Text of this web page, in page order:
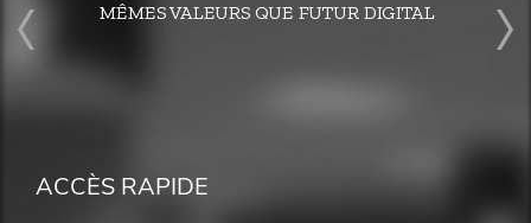
MÊMES VALEURS QUE FUTUR DIGITAL
ACCÈS RAPIDE